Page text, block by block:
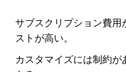
サブスクリプション費用
ストが高い。
カスタマイズには制約